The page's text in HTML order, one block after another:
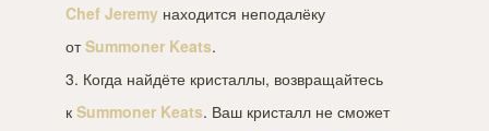
Chef Jeremy находится неподалёку
отSummoner Keats.
3. Когда найдёте кристаллы, возвращайтесь
к Summoner Keats. Ваш кристалл не сможет